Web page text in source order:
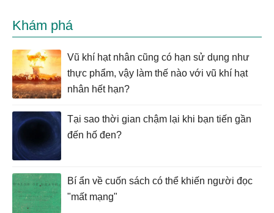
Khám phá
Vũ khí hạt nhân cũng có hạn sử dụng như
thực phẩm, vậy làm thế nào với vũ khí hạt
nhân hết hạn?
Tại sao thời gian chậm lại khi bạn tiến gần
đến hố đen?
Bí ẩn về cuốn sách có thể khiến người đọc
"mất mạng"